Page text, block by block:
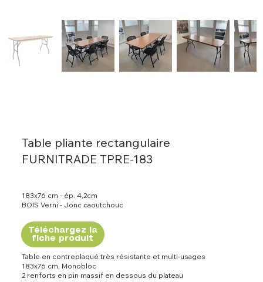
Table pliante rectangulaire
FURNITRADE TPRE-183
183x76 cm - ép. 4,2cm
BOIS Verni - Jonc caoutchouc
Téléchargez la
fiche produit
Table en contreplaqué très résistante et multi-usages
183x76 cm, Monobloc
2 renforts en pin massif en dessous du plateau